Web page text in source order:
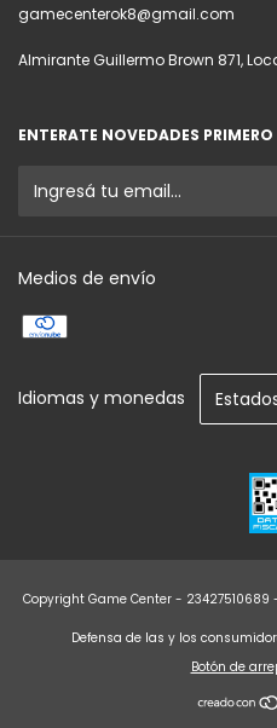
gamecenterok8@gmail.com
Almirante Guillermo Brown 871,
ENTERATE NOVEDADES
Medios de envío
Idiomas y monedas
Copyright Game Center -
Defensa de las y los
Botón de